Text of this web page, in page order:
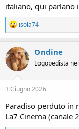
italiano, qui parlano
R
e
a
c
t
i
o
n
s
isola74
Ondine
Logopedista
3 Giugno 2026
Paradiso perduto in
La7 Cinema (canale